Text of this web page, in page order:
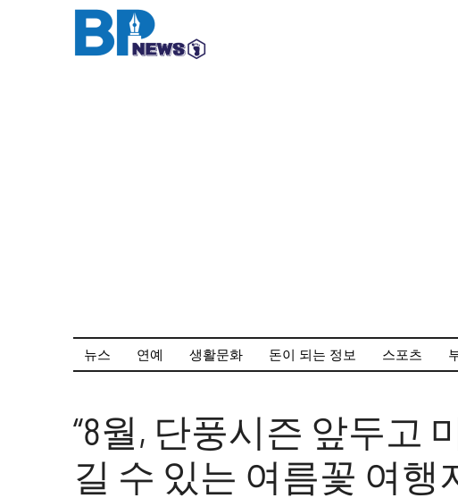
뉴스 연예 생활문화 돈이 되는 정보 스포츠
“8월, 단풍시즌 앞두고
길 수 있는 여름꽃 여행